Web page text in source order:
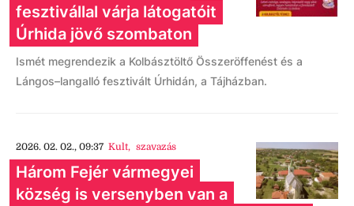
fesztivállal várja látogatóit
Úrhida jövő szombaton
Ismét megrendezik a Kolbásztöltő Összeröffenést és a
Lángos–langalló fesztivált Úrhidán, a Tájházban.
2026. 02. 02., 09:37 Kult, szavazás
Három Fejér vármegyei
község is versenyben van a